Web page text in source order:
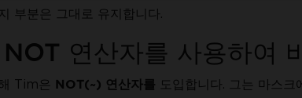
부분은 그대로 유지합니다.
연산자를 사용하여
Tim은 NOT(~) 연산자를 도입합니다. 그는 마스